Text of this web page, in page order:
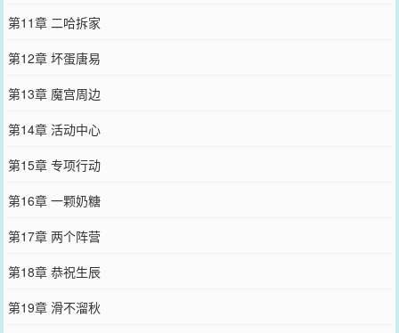
第11章 二哈拆家
第12章 坏蛋唐易
第13章 魔宫周边
第14章 活动中心
第15章 专项行动
第16章 一颗奶糖
第17章 两个阵营
第18章 恭祝生辰
第19章 滑不溜秋